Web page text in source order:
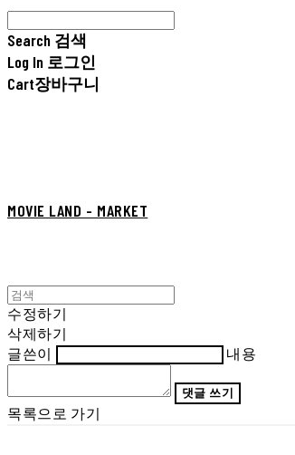
Search 검색
Log In 로그인
Cart장바구니
MOVIE LAND - MARKET
수정하기
삭제하기
글쓴이
내용
댓글 쓰기
목록으로 가기